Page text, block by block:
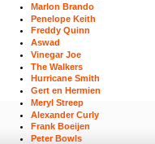
Marlon Brando
Penelope Keith
Freddy Quinn
Aswad
Vinegar Joe
The Walkers
Hurricane Smith
Gert en Hermien
Meryl Streep
Alexander Curly
Frank Boeijen
Peter Bowls